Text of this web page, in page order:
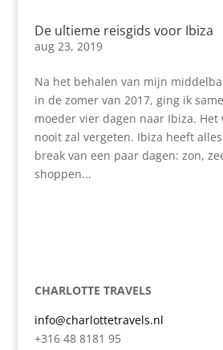
De ultieme reisgids voor Ibiza
aug 23, 2019
Na het behalen van mijn
in de zomer van 2017, ging ik
moeder vier dagen naar Ibiza. Het
nooit zal vergeten. Ibiza heeft
break van een paar dagen: zon,
shoppen...
CHARLOTTE TRAVELS
info@charlottetravels.nl
+316 48 8181 95